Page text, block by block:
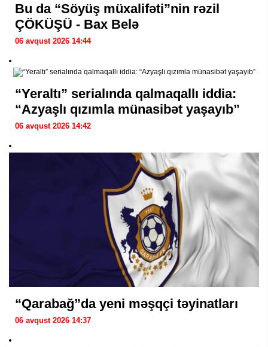
Bu da “Söyüş müxalifəti”nin rəzil
ÇÖKÜŞÜ - Bax Belə
06 avqust 2026 14:44
“Yeraltı” serialında qalmaqallı iddia:
“Azyaşlı qızımla münasibət yaşayıb”
06 avqust 2026 14:42
“Qarabağ”da yeni məşqçi təyinatları
06 avqust 2026 14:37